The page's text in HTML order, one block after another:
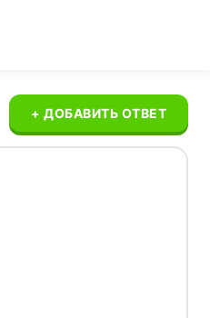
+ ДОБАВИТЬ ОТВЕТ